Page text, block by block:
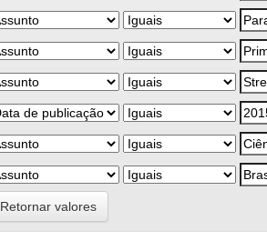
Retornar valores